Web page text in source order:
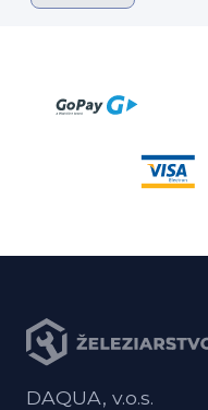
DAQUA, v.o.s.